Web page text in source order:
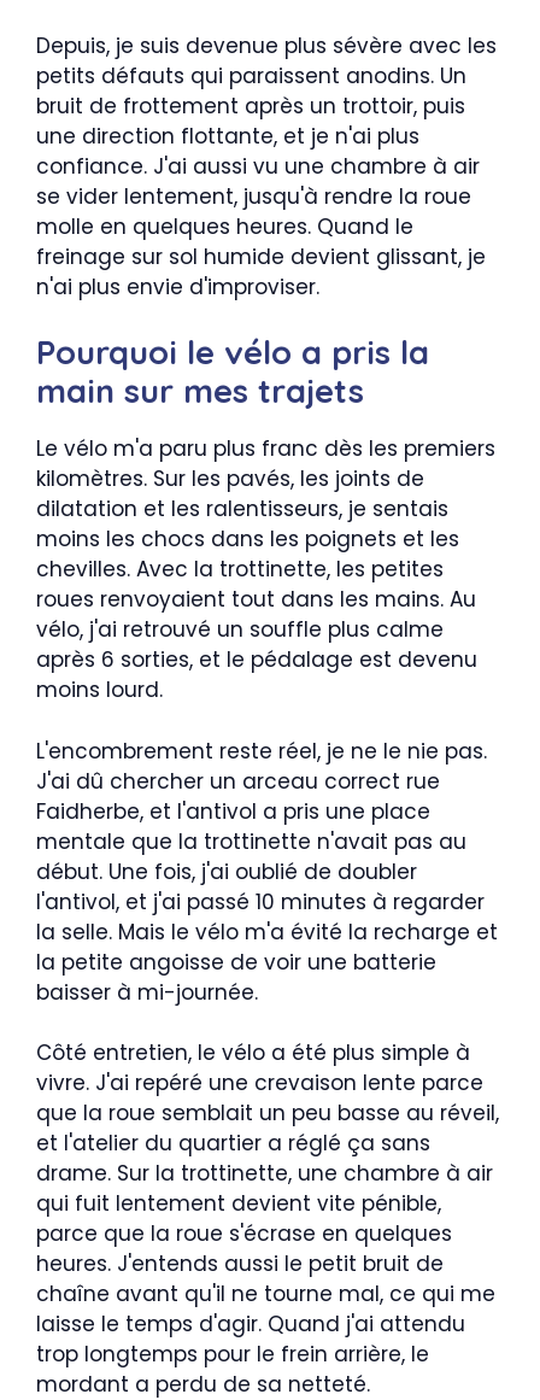
Depuis, je suis devenue plus sévère avec les
petits défauts qui paraissent anodins. Un
bruit de frottement après un trottoir, puis
une direction flottante, et je n'ai plus
confiance. J'ai aussi vu une chambre à air
se vider lentement, jusqu'à rendre la roue
molle en quelques heures. Quand le
freinage sur sol humide devient glissant, je
n'ai plus envie d'improviser.
Pourquoi le vélo a pris la
main sur mes trajets
Le vélo m'a paru plus franc dès les premiers
kilomètres. Sur les pavés, les joints de
dilatation et les ralentisseurs, je sentais
moins les chocs dans les poignets et les
chevilles. Avec la trottinette, les petites
roues renvoyaient tout dans les mains. Au
vélo, j'ai retrouvé un souffle plus calme
après 6 sorties, et le pédalage est devenu
moins lourd.
L'encombrement reste réel, je ne le nie pas.
J'ai dû chercher un arceau correct rue
Faidherbe, et l'antivol a pris une place
mentale que la trottinette n'avait pas au
début. Une fois, j'ai oublié de doubler
l'antivol, et j'ai passé 10 minutes à regarder
la selle. Mais le vélo m'a évité la recharge et
la petite angoisse de voir une batterie
baisser à mi-journée.
Côté entretien, le vélo a été plus simple à
vivre. J'ai repéré une crevaison lente parce
que la roue semblait un peu basse au réveil,
et l'atelier du quartier a réglé ça sans
drame. Sur la trottinette, une chambre à air
qui fuit lentement devient vite pénible,
parce que la roue s'écrase en quelques
heures. J'entends aussi le petit bruit de
chaîne avant qu'il ne tourne mal, ce qui me
laisse le temps d'agir. Quand j'ai attendu
trop longtemps pour le frein arrière, le
mordant a perdu de sa netteté.